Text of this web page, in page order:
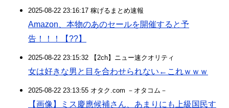
2025-08-22 23:16:17 稼げるまとめ速報
Amazon、本物のあのセールを開催すると予
告！！！【??】
2025-08-22 23:15:32 【2ch】ニュー速クオリティ
女は好きな男と目を合わせられない←これｗｗｗ
2025-08-22 23:13:55 オタク.com －オタコム－
【画像】ミス慶應候補さん、あまりにも上級国民す